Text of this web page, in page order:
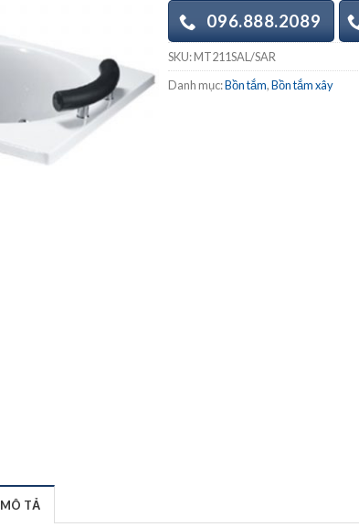
096.888.2089
SKU:MT211SAL/SAR
Danh mục:Bồn tắm,Bồn tắm xây
MÔ TẢ